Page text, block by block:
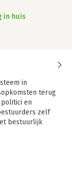
in huis
in
terug
en
zelf
bestuurlijk
systeem
Welke rol speelt